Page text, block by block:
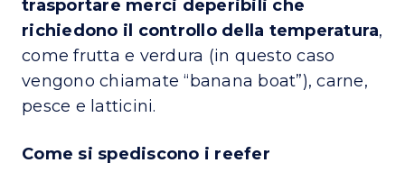
trasportare merci deperibili che
richiedono il controllo della temperatura,
come frutta e verdura (in questo caso
vengono chiamate “banana boat”), carne,
pesce e latticini.
Come si spediscono i reefer